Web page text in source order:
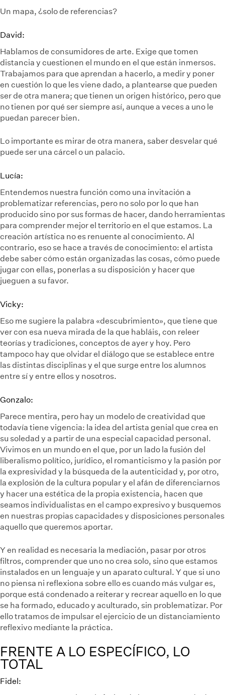
Un mapa, ¿solo de referencias?
David:
Hablamos de consumidores de arte. Exige que tomen
distancia y cuestionen el mundo en el que están inmersos.
Trabajamos para que aprendan a hacerlo, a medir y poner
en cuestión lo que les viene dado, a plantearse que pueden
ser de otra manera; que tienen un origen histórico, pero que
no tienen por qué ser siempre así, aunque a veces a uno le
puedan parecer bien.
Lo importante es mirar de otra manera, saber desvelar qué
puede ser una cárcel o un palacio.
Lucía:
Entendemos nuestra función como una invitación a
problematizar referencias, pero no solo por lo que han
producido sino por sus formas de hacer, dando herramientas
para comprender mejor el territorio en el que estamos. La
creación artística no es renuente al conocimiento. Al
contrario, eso se hace a través de conocimiento: el artista
debe saber cómo están organizadas las cosas, cómo puede
jugar con ellas, ponerlas a su disposición y hacer que
jueguen a su favor.
Vicky:
Eso me sugiere la palabra «descubrimiento», que tiene que
ver con esa nueva mirada de la que habláis, con releer
teorías y tradiciones, conceptos de ayer y hoy. Pero
tampoco hay que olvidar el diálogo que se establece entre
las distintas disciplinas y el que surge entre los alumnos
entre sí y entre ellos y nosotros.
Gonzalo:
Parece mentira, pero hay un modelo de creatividad que
todavía tiene vigencia: la idea del artista genial que crea en
su soledad y a partir de una especial capacidad personal.
Vivimos en un mundo en el que, por un lado la fusión del
liberalismo político, jurídico, el romanticismo y la pasión por
la expresividad y la búsqueda de la autenticidad y, por otro,
la explosión de la cultura popular y el afán de diferenciarnos
y hacer una estética de la propia existencia, hacen que
seamos individualistas en el campo expresivo y busquemos
en nuestras propias capacidades y disposiciones personales
aquello que queremos aportar.
Y en realidad es necesaria la mediación, pasar por otros
filtros, comprender que uno no crea solo, sino que estamos
instalados en un lenguaje y un aparato cultural. Y que si uno
no piensa ni reflexiona sobre ello es cuando más vulgar es,
porque está condenado a reiterar y recrear aquello en lo que
se ha formado, educado y aculturado, sin problematizar. Por
ello tratamos de impulsar el ejercicio de un distanciamiento
reflexivo mediante la práctica.
FRENTE A LO ESPECÍFICO, LO
TOTAL
Fidel: